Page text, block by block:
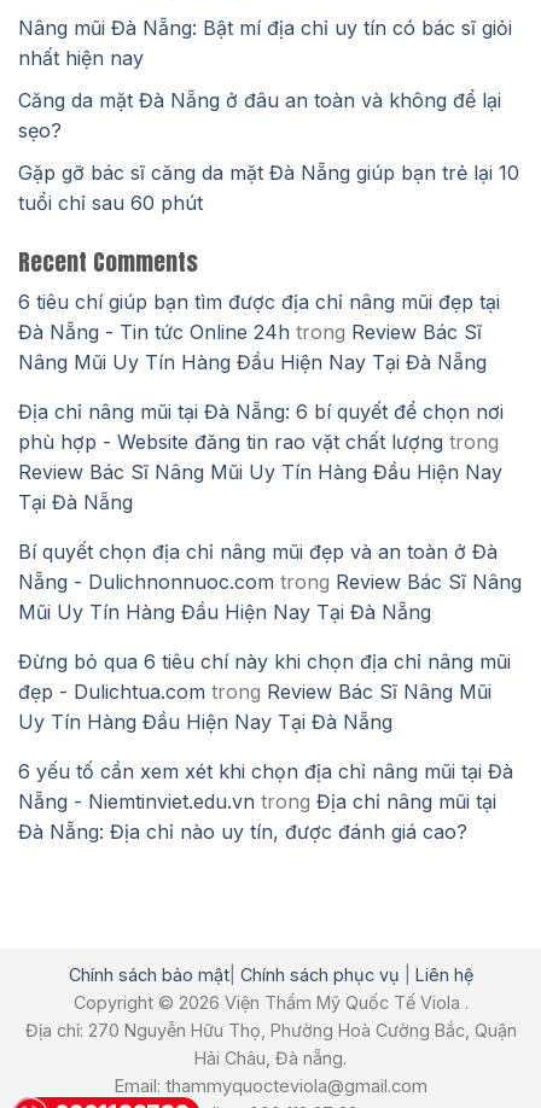
Nâng mũi Đà Nẵng: Bật mí địa chỉ uy tín có bác sĩ giỏi
nhất hiện nay
Căng da mặt Đà Nẵng ở đâu an toàn và không để lại
sẹo?
Gặp gỡ bác sĩ căng da mặt Đà Nẵng giúp bạn trẻ lại 10
tuổi chỉ sau 60 phút
Recent Comments
6 tiêu chí giúp bạn tìm được địa chỉ nâng mũi đẹp tại
Đà Nẵng - Tin tức Online 24h trong Review Bác Sĩ
Nâng Mũi Uy Tín Hàng Đầu Hiện Nay Tại Đà Nẵng
Địa chỉ nâng mũi tại Đà Nẵng: 6 bí quyết để chọn nơi
phù hợp - Website đăng tin rao vặt chất lượng trong
Review Bác Sĩ Nâng Mũi Uy Tín Hàng Đầu Hiện Nay
Tại Đà Nẵng
Bí quyết chọn địa chỉ nâng mũi đẹp và an toàn ở Đà
Nẵng - Dulichnonnuoc.com trong Review Bác Sĩ Nâng
Mũi Uy Tín Hàng Đầu Hiện Nay Tại Đà Nẵng
Đừng bỏ qua 6 tiêu chí này khi chọn địa chỉ nâng mũi
đẹp - Dulichtua.com trong Review Bác Sĩ Nâng Mũi
Uy Tín Hàng Đầu Hiện Nay Tại Đà Nẵng
6 yếu tố cần xem xét khi chọn địa chỉ nâng mũi tại Đà
Nẵng - Niemtinviet.edu.vn trong Địa chỉ nâng mũi tại
Đà Nẵng: Địa chỉ nào uy tín, được đánh giá cao?
Chính sách bảo mật| Chính sách phục vụ
Liên hệ
Copyright © 2026 Viện Thẩm Mỹ Quốc Tế Viola .
Địa chỉ: 270 Nguyễn Hữu Thọ, Phường Hoà Cường Bắc, Quận
Hải Châu, Đà nẵng.
Email: thammyquocteviola@gmail.com